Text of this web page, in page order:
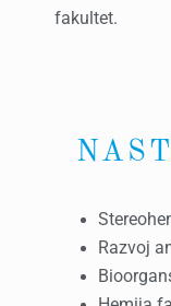
fakultet.
Razvoj